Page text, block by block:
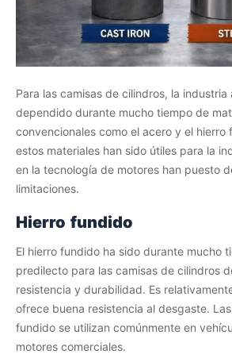
Para las camisas de cilindros, la industria
dependido durante mucho tiempo de
convencionales como el acero y el hierro
estos materiales han sido útiles para la
en la tecnología de motores han puesto
limitaciones.
Hierro fundido
El hierro fundido ha sido durante mucho
predilecto para las camisas de cilindros
resistencia y durabilidad. Es
ofrece buena resistencia al desgaste.
fundido se utilizan comúnmente en
motores comerciales.